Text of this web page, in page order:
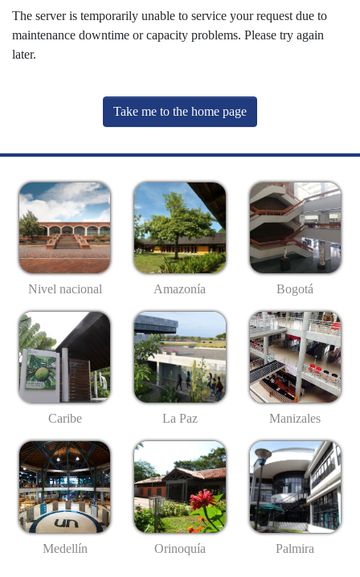
The server is temporarily unable to service your request due to
maintenance downtime or capacity problems. Please try again
later.
Take me to the home page
Nivel nacional Amazonía Bogotá
Caribe La Paz Manizales
Medellín Orinoquía Palmira